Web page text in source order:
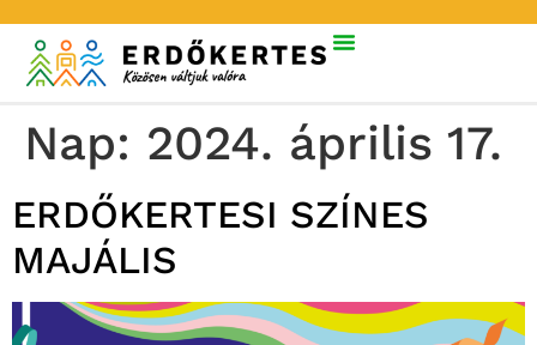
Nap: 2024. április 17.
ERDŐKERTESI SZÍNES
MAJÁLIS